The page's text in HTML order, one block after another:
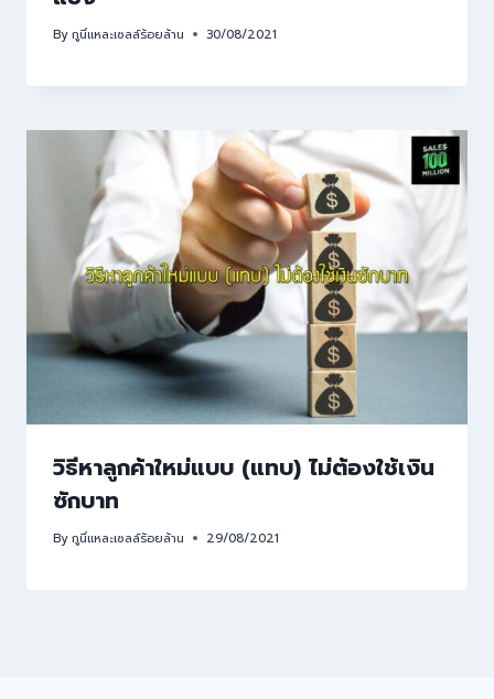
Byกูนี่แหละเซลล์ร้อยล้าน 30/08/2021
วิธีหาลูกค้าใหม่แบบ (แทบ) ไม่ต้องใช้เงิน
ซักบาท
Byกูนี่แหละเซลล์ร้อยล้าน 29/08/2021